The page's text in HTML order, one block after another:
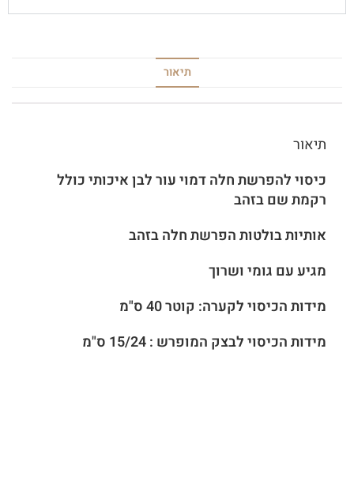
תיאור
תיאור
כיסוי להפרשת חלה דמוי עור לבן איכותי כולל
רקמת שם בזהב
אותיות בולטות הפרשת חלה בזהב
מגיע עם גומי ושרוך
מידות הכיסוי לקערה: קוטר 40 ס"מ
מידות הכיסוי לבצק המופרש : 15/24 ס"מ